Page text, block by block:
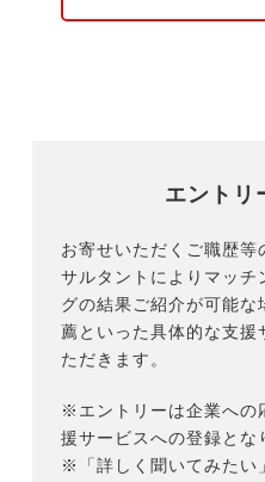
エントリ
お寄せいただくご職歴等
サルタントによりマッチ
グの結果ご紹介が可能な
薦といった具体的な支援
ただきます。
※エントリーは企業への
援サービスへの登録とな
※「詳しく聞いてみたい